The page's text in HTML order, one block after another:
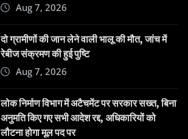
Aug 7, 2026
दो ग्रामीणों की जान लेने वाली भालू की मौत, जांच में
रेबीज संक्रमण की हुई पुष्टि
Aug 7, 2026
लोक निर्माण विभाग में अटैचमेंट पर सरकार सख्त, बिना
अनुमति किए गए सभी आदेश रद्द, अधिकारियों को
लौटना होगा मूल पद पर